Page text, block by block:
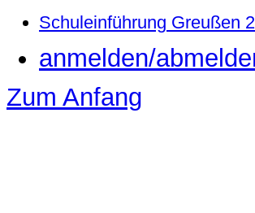
Schuleinführung Greußen
anmelden/
Zum Anfang